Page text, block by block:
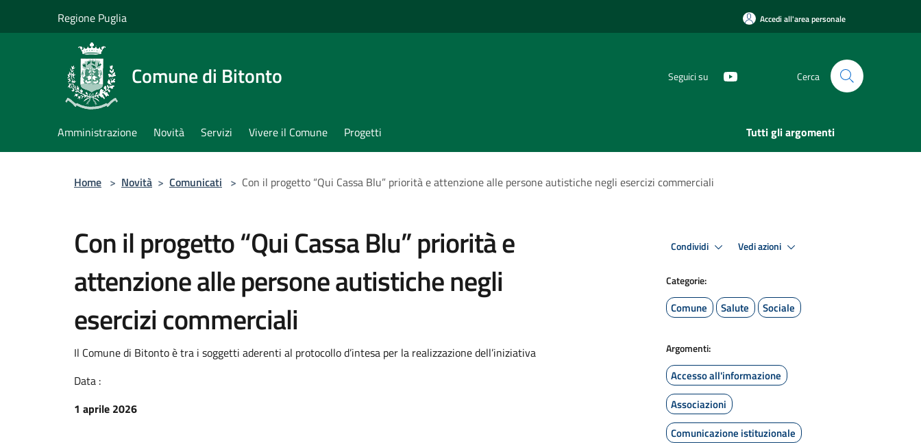
Regione Puglia Accedi all'area personale
Comune di Bitonto Seguici su Cerca
Amministrazione Novità Servizi Vivere il Comune Progetti Tutti gli argomenti
Home > Novità > Comunicati > Con il progetto “Qui Cassa Blu” priorità e attenzione alle persone autistiche negli esercizi commerciali
Con il progetto “Qui Cassa Blu” priorità e
attenzione alle persone autistiche negli
esercizi commerciali
Il Comune di Bitonto è tra i soggetti aderenti al protocollo d’intesa per la realizzazione dell’iniziativa
Data :
1 aprile 2026
Condividi Vedi azioni
Categorie:
Comune Salute Sociale
Argomenti:
Accesso all'informazione
Associazioni
Comunicazione istituzionale